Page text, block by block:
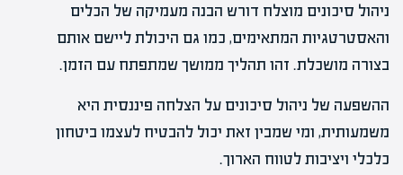
ניהול סיכונים מוצלח דורש הבנה מעמיקה של הכלים
והאסטרטגיות המתאימים, כמו גם היכולת ליישם אותם
בצורה מושכלת. זהו תהליך ממושך שמתפתח עם הזמן.
ההשפעה של ניהול סיכונים על הצלחה פיננסית היא
משמעותית, ומי שמבין זאת יכול להבטיח לעצמו ביטחון
כלכלי ויציבות לטווח הארוך.